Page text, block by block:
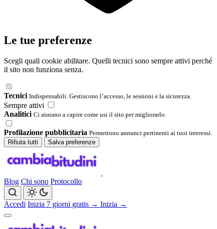
Le tue preferenze
Scegli quali cookie abilitare. Quelli tecnici sono sempre attivi perché
il sito non funziona senza.
Tecnici Indispensabili. Gestiscono l’accesso, le sessioni e la sicurezza.
Sempre attivi
Analitici Ci aiutano a capire come usi il sito per migliorarlo.
Profilazione pubblicitaria Permettono annunci pertinenti ai tuoi interessi.
Rifiuta tutti
Salva preferenze
Blog Chi sono Protocollo
Accedi Inizia 7 giorni gratis → Inizia →